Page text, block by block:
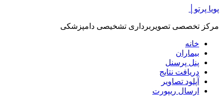
پرش
محتوا
پویا پرتو│
مرکز تخصصی تصویربرداری تشخیصی دامپزشکی
خانه
بیماران
پنل پرسنل
دریافت نتایج
آپلود تصاویر
ارسال ریپورت